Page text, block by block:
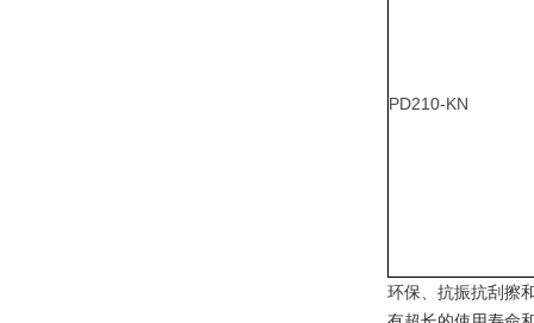
PD210-KN
环保、抗振抗刮擦